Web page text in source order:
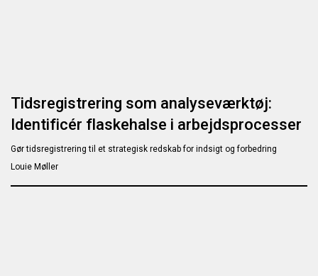
Tidsregistrering som analyseværktøj:
Identificér flaskehalse i arbejdsprocesser
Gør tidsregistrering til et strategisk redskab for indsigt og forbedring
Louie Møller